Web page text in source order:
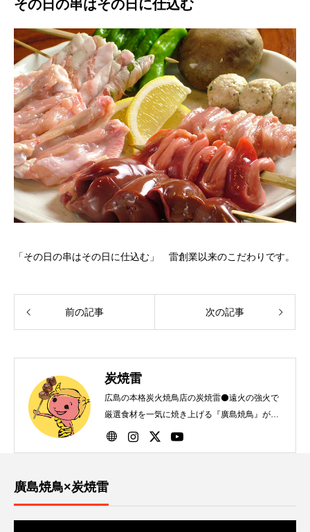
その日の串はその日に仕込む
「その日の串はその日に仕込む」 雷創業以来のこだわりです。
前の記事 次の記事
炭焼雷
広島の本格炭火焼鳥店の炭焼雷⚫️遠火の強火で
厳選食材を一気に焼き上げる『廣島焼鳥』が自
慢です！
廣島焼鳥×炭焼雷
動